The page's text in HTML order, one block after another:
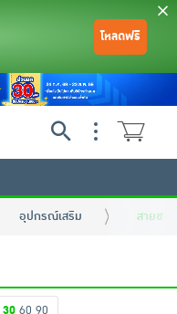
โหลดฟรี
อุปกรณ์เสริม สายชา
30 60 90